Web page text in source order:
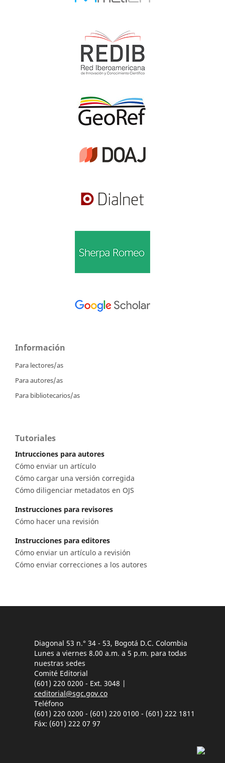
Información
Para lectores/as
Para autores/as
Para bibliotecarios/as
Tutoriales
Intrucciones para autores
Cómo enviar un artículo
Cómo cargar una versión corregida
Cómo diligenciar metadatos en OJS
Instrucciones para revisores
Cómo hacer una revisión
Instrucciones para editores
Cómo enviar un artículo a revisión
Cómo enviar correcciones a los autores
Diagonal 53 n.° 34 - 53, Bogotá D.C. Colombia
Lunes a viernes 8.00 a.m. a 5 p.m. para todas
nuestras sedes
Comité Editorial
(601) 220 0200 - Ext. 3048 |
ceditorial@sgc.gov.co
Teléfono
(601) 220 0200 - (601) 220 0100 - (601) 222 1811
Fáx: (601) 222 07 97